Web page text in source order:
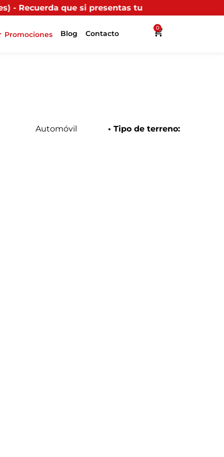
presentas tu factura (física o digital) en uno de
Promociones Blog Contacto
0
Automóvil • Tipo de terreno: